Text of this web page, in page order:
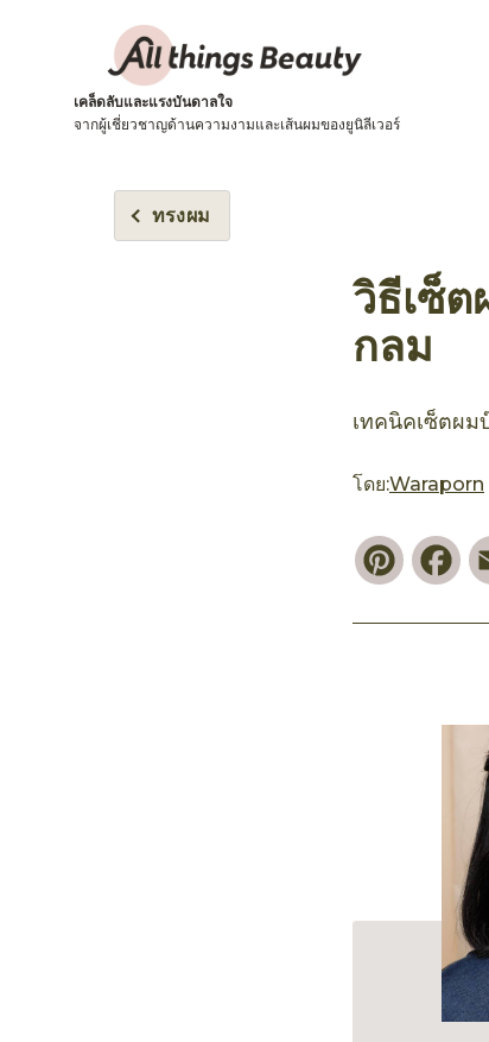
เคล็ดลับและแรงบันดาลใจ
จากผู้เชี่ยวชาญด้านความงามและเส้นผมของยูนิลีเวอร์
ทรงผม
วิธีเซ็
กลม
เทคนิคเซ็ตผม
โดย:Waraporn
Pinterest